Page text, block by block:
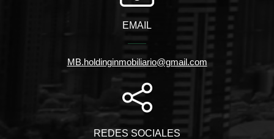
EMAIL
MB.holdinginmobiliario@gmail.com
REDES SOCIALES